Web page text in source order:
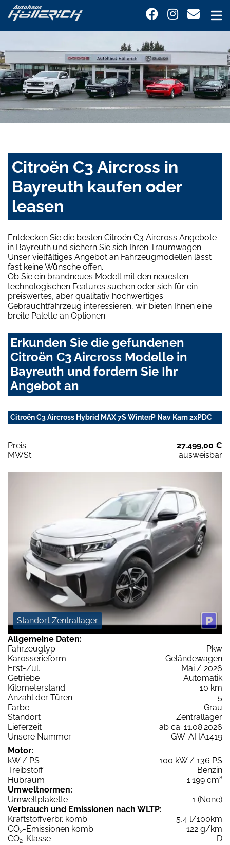
Citroën C3 Aircross in
Bayreuth kaufen oder
leasen
Entdecken Sie die besten Citroën C3 Aircross Angebote
in Bayreuth und sichern Sie sich Ihren Traumwagen.
Unser vielfältiges Angebot an Fahrzeugmodellen lässt
fast keine Wünsche offen.
Ob Sie ein brandneues Modell mit den neuesten
technologischen Features suchen oder sich für ein
preiswertes, aber qualitativ hochwertiges
Gebrauchtfahrzeug interessieren, wir bieten Ihnen eine
breite Palette an Optionen.
Erkunden Sie die gefundenen
Citroën C3 Aircross Modelle in
Bayreuth und fordern Sie Ihr
Angebot an
Citroën C3 Aircross Hybrid MAX 7S WinterP Nav Kam 2xPDC
Preis:
27.499,00 €
MWSt:
ausweisbar
Standort Zentrallager
Allgemeine Daten:
Fahrzeugtyp
Pkw
Karosserieform
Geländewagen
Erst-Zul.
Mai / 2026
Getriebe
Automatik
Kilometerstand
10 km
Anzahl der Türen
5
Farbe
Grau
Standort
Zentrallager
Lieferzeit
ab ca. 11.08.2026
Unsere Nummer
GW-AHA1419
Motor:
kW / PS
100 kW / 136 PS
Treibstoff
Benzin
Hubraum
1.199 cm³
Umweltnormen:
Umweltplakette
1 (None)
Verbrauch und Emissionen nach WLTP:
Kraftstoffverbr. komb.
5,4 l/100km
CO2-Emissionen komb.
122 g/km
CO2-Klasse
D